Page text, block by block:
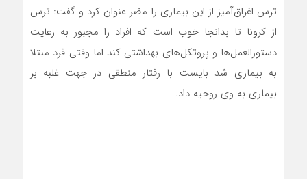
ترس اغراق‌آمیز از این بیماری را مضر عنوان کرد و گفت: ترس
از کرونا تا بدانجا خوب است که افراد را مجبور به رعایت
دستورالعمل‌ها و پروتکل‌های بهداشتی کند اما وقتی فرد مبتلا
به بیماری شد بایست با رفتار منطقی در جهت غلبه بر
بیماری به وی روحیه داد.